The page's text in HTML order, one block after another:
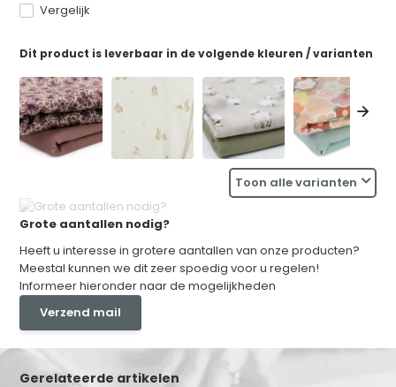
Vergelijk
Dit product is leverbaar in de volgende kleuren / varianten
Toon alle varianten
Grote aantallen nodig?
Heeft u interesse in grotere aantallen van onze producten?
Meestal kunnen we dit zeer spoedig voor u regelen!
Informeer hieronder naar de mogelijkheden
Verzend mail
Gerelateerde artikelen